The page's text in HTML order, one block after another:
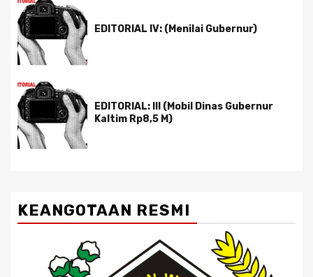
EDITORIAL IV: (Menilai Gubernur)
EDITORIAL: III (Mobil Dinas Gubernur
Kaltim Rp8,5 M)
KEANGOTAAN RESMI